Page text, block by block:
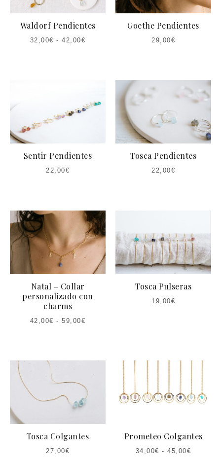
Waldorf Pendientes
32,00€ -42,00€
Goethe Pendientes
29,00€
Sentir Pendientes
22,00€
Tosca Pendientes
22,00€
Natal – Collar
personalizado con
charms
42,00€ -59,00€
Tosca Pulseras
19,00€
Tosca Colgantes
27,00€
Prometeo Colgantes
34,00€ -45,00€